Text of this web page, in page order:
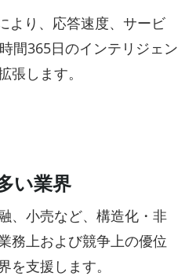
より、応答速度、サービ
間365日のインテリジェン
張します。
い業界
、小売など、構造化・非
務上および競争上の優位
を支援します。